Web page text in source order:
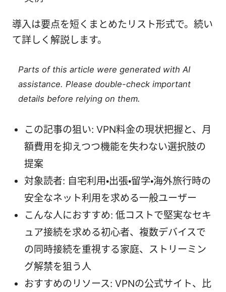
導入は要点を短くまとめたリスト形式で。続い
て詳しく解説します。
Parts of this article were generated with AI
assistance. Please double-check important
details before relying on them.
この記事の狙い: VPN料金の現状把握と、月
額費用を抑えつつ機能を失わない選択肢の
提案
対象読者: 自宅利用・出張・留学・海外旅行時の
安全なネット利用を求める一般ユーザー
こんな人におすすめ: 低コストで堅実なセキ
ュア接続を求める初心者、複数デバイスで
の同時接続を重視する家庭、ストリーミン
グ解禁を狙う人
おすすめのリソース: VPNの公式サイト、比